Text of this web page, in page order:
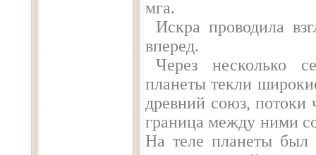
мга.
Искра проводила
вперед.
Через несколько
планеты текли
древний союз, потоки
граница между ними
На теле планеты был